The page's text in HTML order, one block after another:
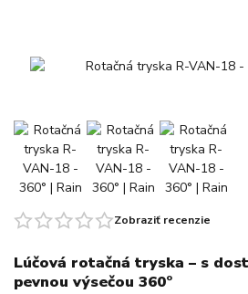
Zobraziť recenzie
Lúčová rotačná tryska – s
pevnou výsečou 360°